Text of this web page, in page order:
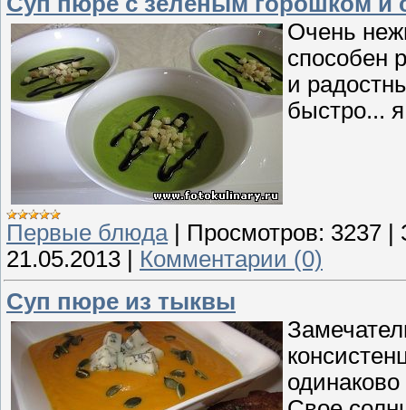
Очень
способен
и
быстро...
Первые блюда | Просмотров: 3237 |
21.05.2013 | Комментарии (0)
Суп пюре из тыквы